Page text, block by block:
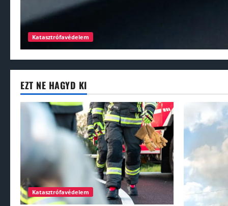
Katasztrófavédelem
EZT NE HAGYD KI
Katasztrófavédelem